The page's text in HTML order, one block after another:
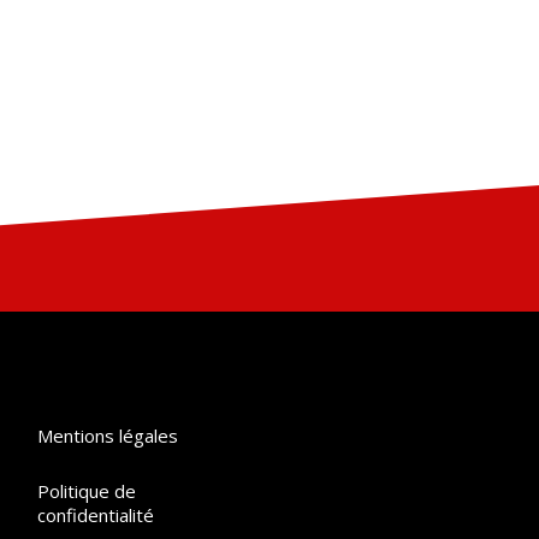
Mentions légales
Politique de
confidentialité